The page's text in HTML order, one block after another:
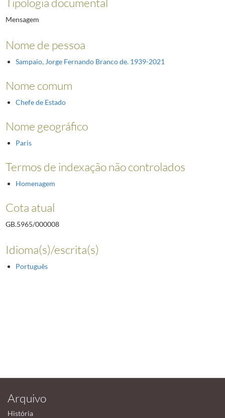
Mensagem
Nome de pessoa
Sampaio, Jorge Fernando Branco de. 1939-2021
Nome comum
Chefe de Estado
Nome geográfico
Paris
Termos de indexação não controlados
Homenagem
Cota atual
GB.5965/000008
Idioma(s)/escrita(s)
Português
Arquivo
História